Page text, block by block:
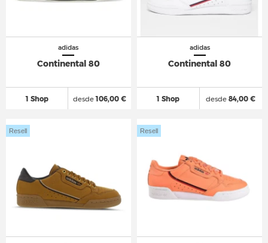
adidas
Continental 80
1 Shop desde106,00 €
adidas
Continental 80
1 Shop desde 84,00 €
Resell Resell